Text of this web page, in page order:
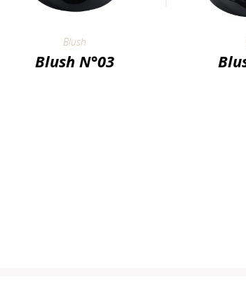
Blush
Blush N°03